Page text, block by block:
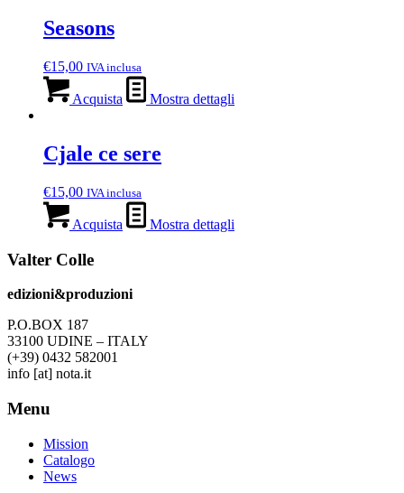
Seasons
€15,00 IVA inclusa
Acquista Mostra dettagli
Cjale ce sere
€15,00 IVA inclusa
Acquista Mostra dettagli
Valter Colle
edizioni&produzioni
P.O.BOX 187
33100 UDINE – ITALY
(+39) 0432 582001
info [at] nota.it
Menu
Mission
Catalogo
News